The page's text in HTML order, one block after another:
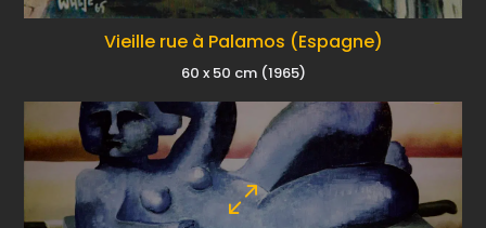
Vieille rue à Palamos (Espagne)
60 x 50 cm (1965)